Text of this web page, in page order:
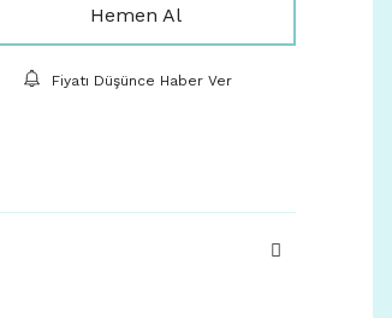
Hemen Al
Fiyatı Düşünce Haber Ver